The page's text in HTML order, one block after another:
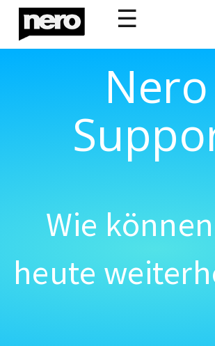
☰
Nero
Wie
heute